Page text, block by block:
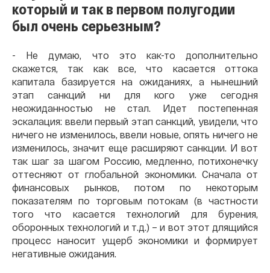
который и так в первом полугодии
был очень серьезным?
- Не думаю, что это как-то дополнительно
скажется, так как все, что касается оттока
капитала базируется на ожиданиях, а нынешний
этап санкций ни для кого уже сегодня
неожиданностью не стал. Идет постепенная
эскалация: ввели первый этап санкций, увидели, что
ничего не изменилось, ввели новые, опять ничего не
изменилось, значит еще расширяют санкции. И вот
так шаг за шагом Россию, медленно, потихонечку
оттесняют от глобальной экономики. Сначала от
финансовых рынков, потом по некоторым
показателям по торговым потокам (в частности
того что касается технологий для бурения,
оборонных технологий и т.д.) – и вот этот длящийся
процесс наносит ущерб экономики и формирует
негативные ожидания.